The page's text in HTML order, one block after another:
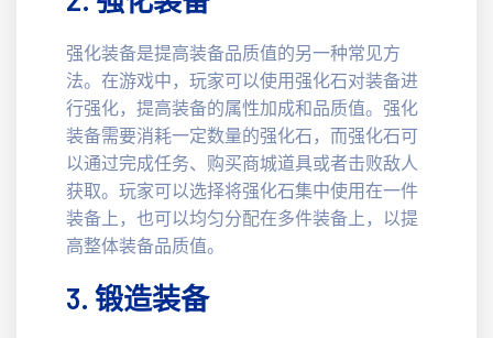
强化装备是提高装备品质值的另一种常见方
法。在游戏中，玩家可以使用强化石对装备进
行强化，提高装备的属性加成和品质值。强化
装备需要消耗一定数量的强化石，而强化石可
以通过完成任务、购买商城道具或者击败敌人
获取。玩家可以选择将强化石集中使用在一件
装备上，也可以均匀分配在多件装备上，以提
高整体装备品质值。
3. 锻造装备